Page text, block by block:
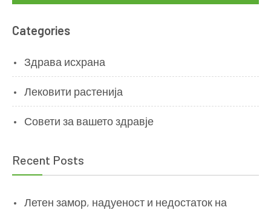
Categories
Здрава исхрана
Лековити растенија
Совети за вашето здравје
Recent Posts
Летен замор, надуеност и недостаток на